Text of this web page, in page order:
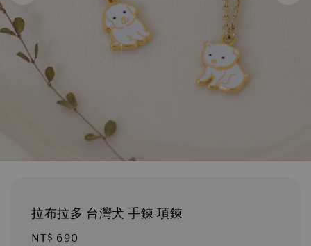
拉布拉多 台灣犬 手鍊 項鍊
Regular
NT$ 690